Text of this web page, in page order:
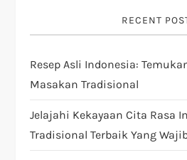
RECENT
Resep Asli Indonesia:
Masakan Tradisional
Jelajahi Kekayaan Cita Rasa
Tradisional Terbaik Yang